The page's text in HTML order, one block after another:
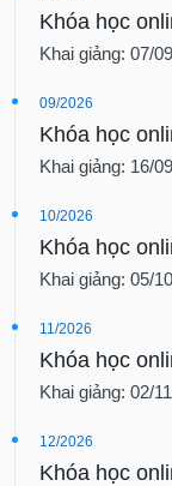
Khóa học
Khai giảng: 07/
09/2026
Khóa học
Khai giảng: 16/
10/2026
Khóa học
Khai giảng: 05/
11/2026
Khóa học
Khai giảng: 02/
12/2026
Khóa học